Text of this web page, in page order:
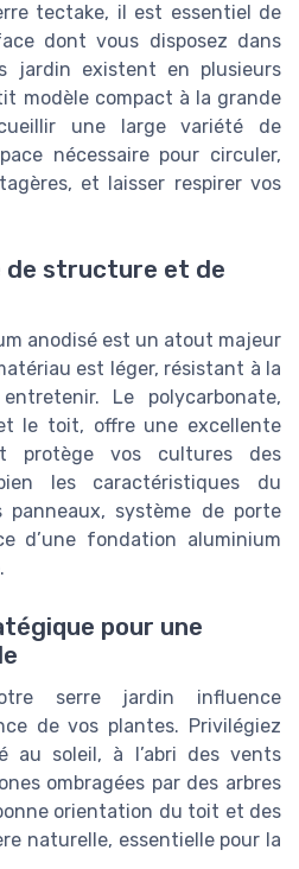
tectake, il est essentiel de
dont vous disposez dans
jardin existent en plusieurs
modèle compact à la grande
une large variété de
nécessaire pour circuler,
et laisser respirer vos
de structure et de
anodisé est un atout majeur
est léger, résistant à la
Le polycarbonate,
le toit, offre une excellente
protège vos cultures des
les caractéristiques du
panneaux, système de porte
d’une fondation aluminium
pour une
serre jardin influence
de vos plantes. Privilégiez
au soleil, à l’abri des vents
ombragées par des arbres
orientation du toit et des
naturelle, essentielle pour la